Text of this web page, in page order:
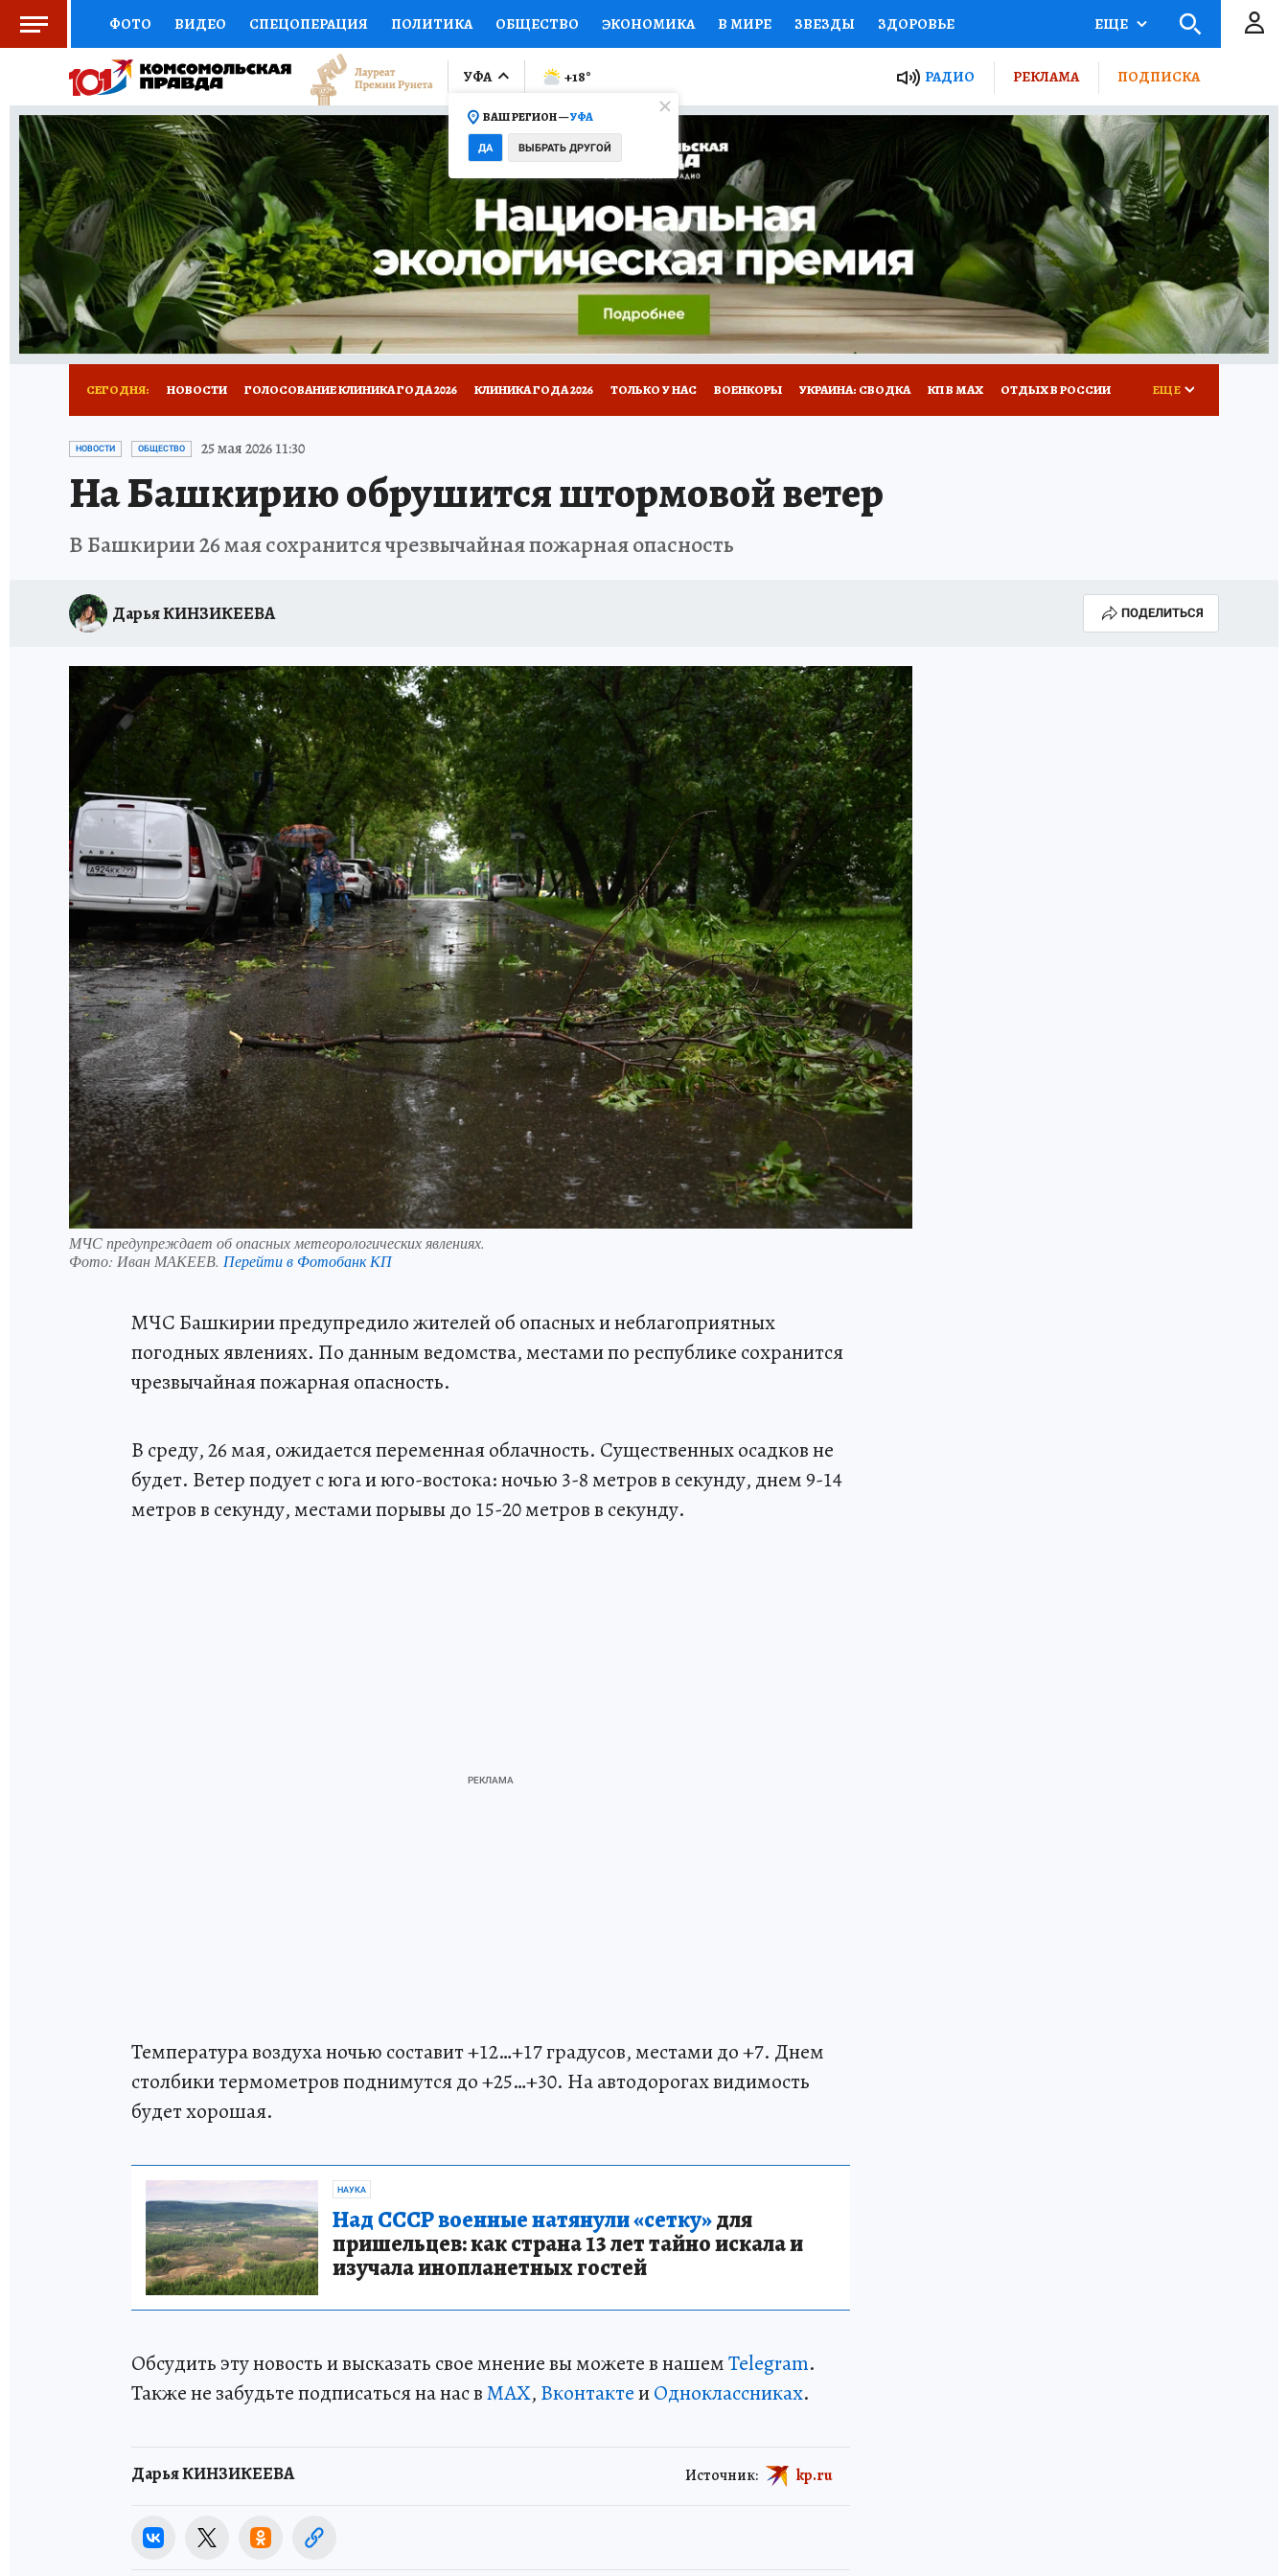
ФОТО ВИДЕО СПЕЦОПЕРАЦИЯ ПОЛИТИКА ОБЩЕСТВО ЭКОНОМИКА В МИРЕ ЗВЕЗДЫ ЗДОРОВЬЕ
СОЦПОДДЕРЖКА НАУКА СПОРТ КОЛУМНИСТЫ ПРОИСШЕСТВИЯ НАЦИОНАЛЬНЫЕ ПРОЕКТЫ РОССИИ
ВЫБОР ЭКСПЕРТОВ ДОКТОР ФИНАНСЫ ОТКРЫВАЕМ МИР СЕМЬЯ ЖЕНСКИЕ СЕКРЕТЫ ПУТЕВОДИТЕЛЬ
КНИЖНАЯ ПОЛКА ПРОГНОЗЫ НА СПОРТ ПРОМОКОДЫ СЕРИАЛЫ СПЕЦПРОЕКТЫ ДЕФИЦИТ ЖЕЛЕЗА ТУРИЗМ
ПРЕСС-ЦЕНТР НЕДВИЖИМОСТЬ ТЕЛЕВИЗОР КОЛЛЕКЦИИ КОНКУРСЫ РАБОТА У НАС ГИД ПОТРЕБИТЕЛЯ ВСЕ О КП
РАДИО КП РЕКЛАМА ТЕСТЫ НОВОЕ НА САЙТЕ
ЕЩЕ
УФА
ВАШ РЕГИОН —УФА
ДА ВЫБРАТЬ ДРУГОЙ
+18° РАДИО РЕКЛАМА ПОДПИСКА
СЕГОДНЯ: НОВОСТИ ГОЛОСОВАНИЕ КЛИНИКА ГОДА 2026 КЛИНИКА ГОДА 2026 ТОЛЬКО У НАС ВОЕНКОРЫ УКРАИНА: СВОДКА КП В МАХ ОТДЫХ В РОССИИ
ЗАПОВЕДНАЯ РОССИЯ
ЕЩЕ
НОВОСТИ ОБЩЕСТВО 25 мая 2026 11:30
На Башкирию обрушится штормовой ветер
В Башкирии 26 мая сохранится чрезвычайная пожарная опасность
Дарья КИНЗИКЕЕВА ПОДЕЛИТЬСЯ
МЧС предупреждает об опасных метеорологических явлениях.
Фото: Иван МАКЕЕВ. Перейти в Фотобанк КП
МЧС Башкирии предупредило жителей об опасных и неблагоприятных
погодных явлениях. По данным ведомства, местами по республике сохранится
чрезвычайная пожарная опасность.
В среду, 26 мая, ожидается переменная облачность. Существенных осадков не
будет. Ветер подует с юга и юго-востока: ночью 3-8 метров в секунду, днем 9-14
метров в секунду, местами порывы до 15-20 метров в секунду.
Температура воздуха ночью составит +12…+17 градусов, местами до +7. Днем
столбики термометров поднимутся до +25…+30. На автодорогах видимость
будет хорошая.
НАУКА
Над СССР военные натянули «сетку»для
пришельцев: как страна 13 лет тайно искала и
изучала инопланетных гостей
Обсудить эту новость и высказать свое мнение вы можете в нашемTelegram.
Также не забудьте подписаться на нас вMAX, ВконтактеиОдноклассниках.
Дарья КИНЗИКЕЕВА Источник: kp.ru